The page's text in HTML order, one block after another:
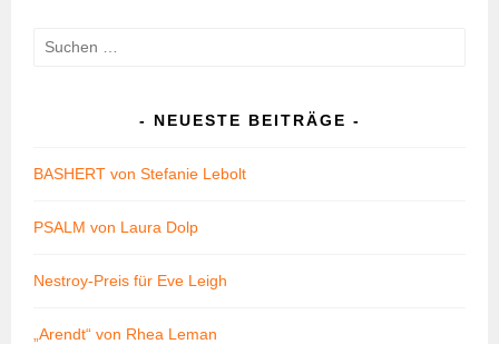
Suchen
NEUESTE BEITRÄGE
BASHERT von Stefanie Lebolt
PSALM von Laura Dolp
Nestroy-Preis für Eve Leigh
„Arendt“ von Rhea Leman